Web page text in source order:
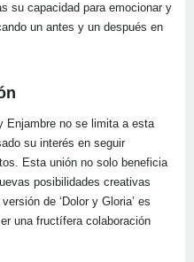
su capacidad para emocionar y
un antes y un después en
Enjambre no se limita a esta
su interés en seguir
Esta unión no solo beneficia
posibilidades creativas
de ‘Dolor y Gloria’ es
una fructífera colaboración